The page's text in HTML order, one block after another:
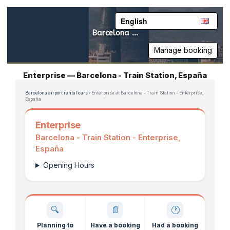
English
Manage booking
Barcelona Airport Rental Car
Enterprise — Barcelona - Train Station, España
Barcelona airport rental cars › Enterprise at Barcelona - Train Station - Enterprise,
España
Enterprise
Barcelona - Train Station - Enterprise,
España
Opening Hours
🔍
Planning to
📄
Have a booking
🕐
Had a booking